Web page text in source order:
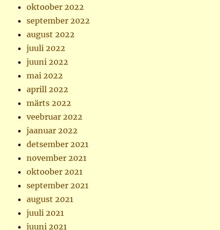
oktoober 2022
september 2022
august 2022
juuli 2022
juuni 2022
mai 2022
aprill 2022
märts 2022
veebruar 2022
jaanuar 2022
detsember 2021
november 2021
oktoober 2021
september 2021
august 2021
juuli 2021
juuni 2021